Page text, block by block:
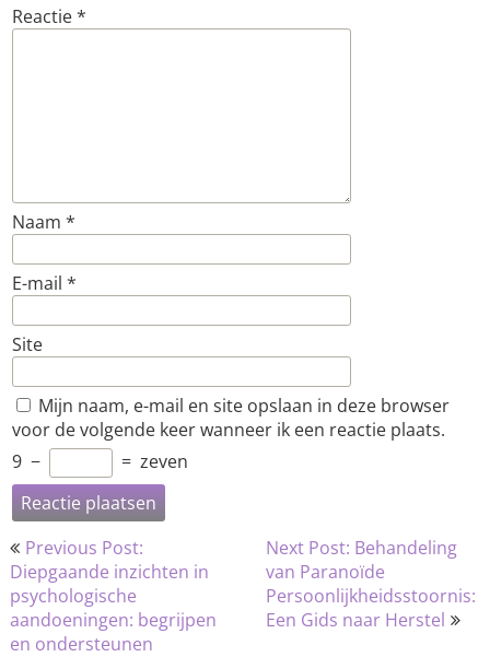
Reactie*
Naam *
E-mail *
Site
Mijn naam, e-mail en site opslaan in deze browser
voor de volgende keer wanneer ik een reactie plaats.
9 − = zeven
Bericht
navigatie
Previous Post:
Diepgaande inzichten in
psychologische
aandoeningen: begrijpen
en ondersteunen
Next Post: Behandeling
van Paranoïde
Persoonlijkheidsstoornis:
Een Gids naar Herstel